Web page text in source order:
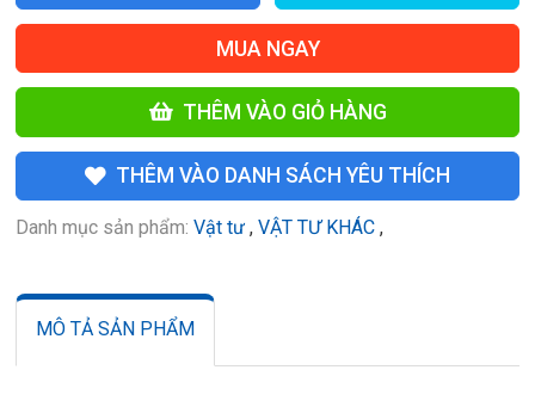
MUA NGAY
THÊM VÀO GIỎ HÀNG
THÊM VÀO DANH SÁCH YÊU THÍCH
Danh mục sản phẩm: Vật tư , VẬT TƯ KHÁC ,
MÔ TẢ SẢN PHẨM